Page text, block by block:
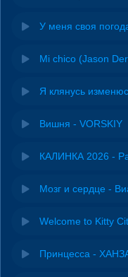
У меня своя
Я клянусь
Вишня - VORSKIY
КАЛИНКА 2026 -
Мозг и сердце -
Welcome to Kitty
Принцесса -